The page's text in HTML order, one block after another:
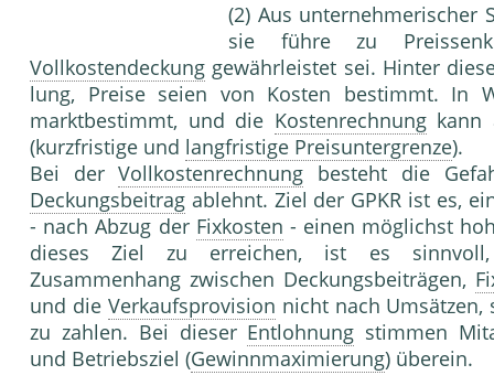
(2) Aus unternehmerischer
sie führe zu
Vollkostendeckung gewährleistet sei. Hinter
lung, Preise seien von Kosten bestimmt. In
marktbestimmt, und die Kostenrechnungkann
(kurzfristige und langfristige Preisuntergrenze).
Bei derVollkostenrechnung besteht die
Deckungsbeitrag ablehnt. Ziel der GPKR ist es,
- nach Abzug der Fixkosten - einen möglichst
dieses Ziel zu erreichen, ist es
Zusammenhang zwischen Deckungsbeiträgen,
und die Verkaufsprovision nicht nach
zu zahlen. Bei dieser Entlohnung stimmen
und Betriebsziel (Gewinnmaximierung) überein.